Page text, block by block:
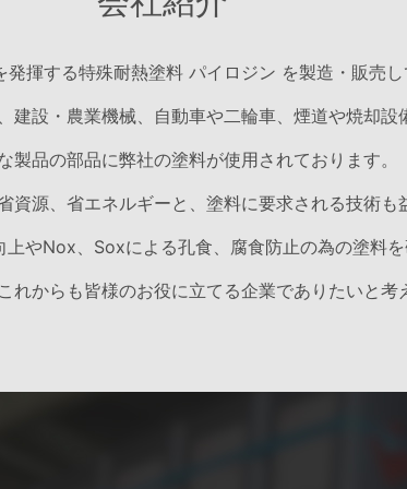
発揮する特殊耐熱塗料 パイロジン を製造・販売
建設・農業機械、自動車や二輪車、煙道や焼却設
製品の部品に弊社の塗料が使用されております。
資源、省エネルギーと、塗料に要求される技術も
やNox、Soxによる孔食、腐食防止の為の塗料
れからも皆様のお役に立てる企業でありたいと考